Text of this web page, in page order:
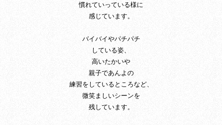
慣れていっている様に
感じています。
バイバイやパチパチ
している姿、
高いたかいや
親子であんよの
練習をしているところなど、
微笑ましいシーンを
残しています。